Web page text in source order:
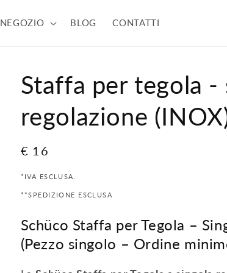
NEGOZIO BLOG CONTATTI
Staffa per tegola -
regolazione
Prezzo
€ 16
*IVA ESCLUSA.
**SPEDIZIONE ESCLUSA
Schüco Staffa per Tegola –
(Pezzo singolo – Ordine